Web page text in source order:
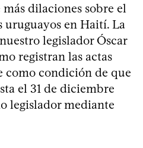
dilaciones sobre el
en Haití. La
legislador Óscar
registran las actas
como condición de que
el 31 de diciembre
legislador mediante